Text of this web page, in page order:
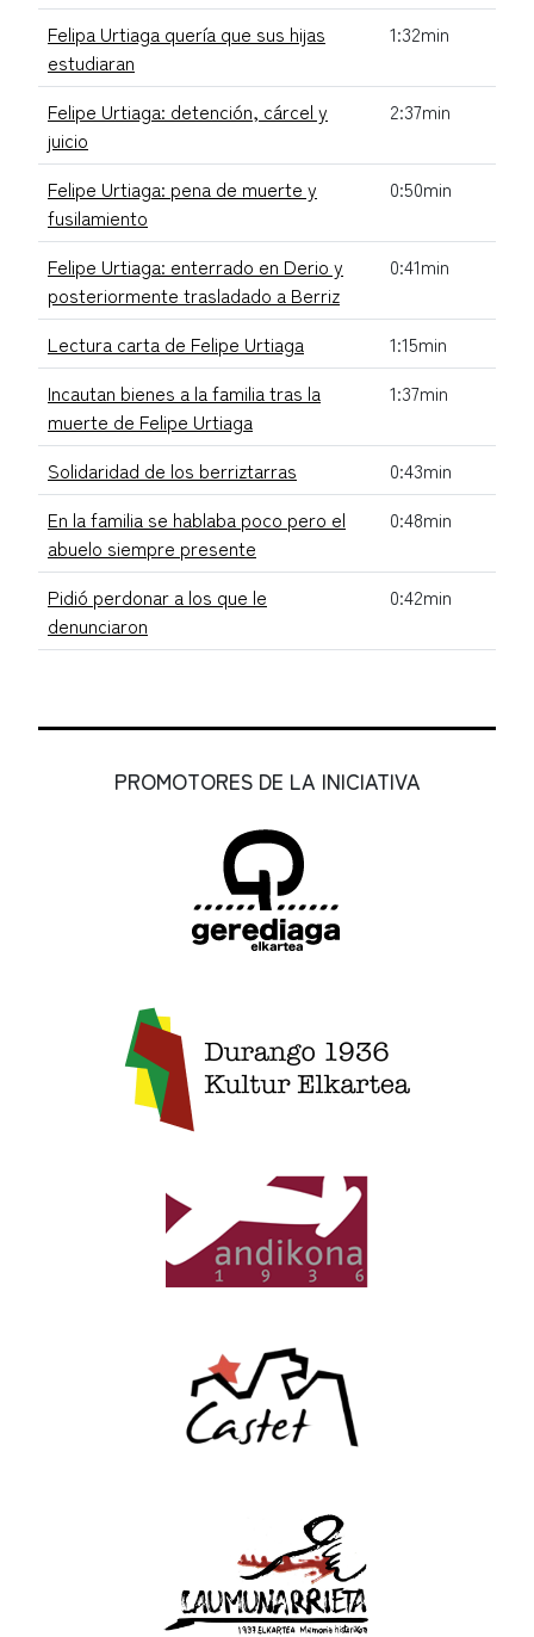
Felipa Urtiaga quería que sus hijas
estudiaran
1:32min
Felipe Urtiaga: detención, cárcel y
juicio
2:37min
Felipe Urtiaga: pena de muerte y
fusilamiento
0:50min
Felipe Urtiaga: enterrado en Derio y
posteriormente trasladado a Berriz
0:41min
Lectura carta de Felipe Urtiaga
1:15min
Incautan bienes a la familia tras la
muerte de Felipe Urtiaga
1:37min
Solidaridad de los berriztarras
0:43min
En la familia se hablaba poco pero el
abuelo siempre presente
0:48min
Pidió perdonar a los que le
denunciaron
0:42min
PROMOTORES DE LA INICIATIVA